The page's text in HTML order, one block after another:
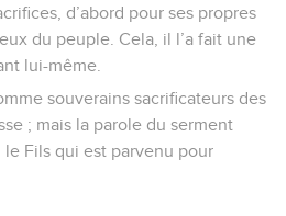
d’abord pour ses propres
du peuple. Cela, il l’a fait une
lui-même.
souverains sacrificateurs des
; mais la parole du serment
Fils qui est parvenu pour